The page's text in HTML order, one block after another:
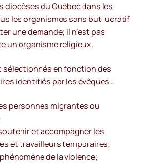
diocèses du Québec dans les
les organismes sans but lucratif
une demande; il n’est pas
un organisme religieux.
sélectionnés en fonction des
identifiés par les évêques :
personnes migrantes ou
et accompagner les
et travailleurs temporaires;
de la violence;